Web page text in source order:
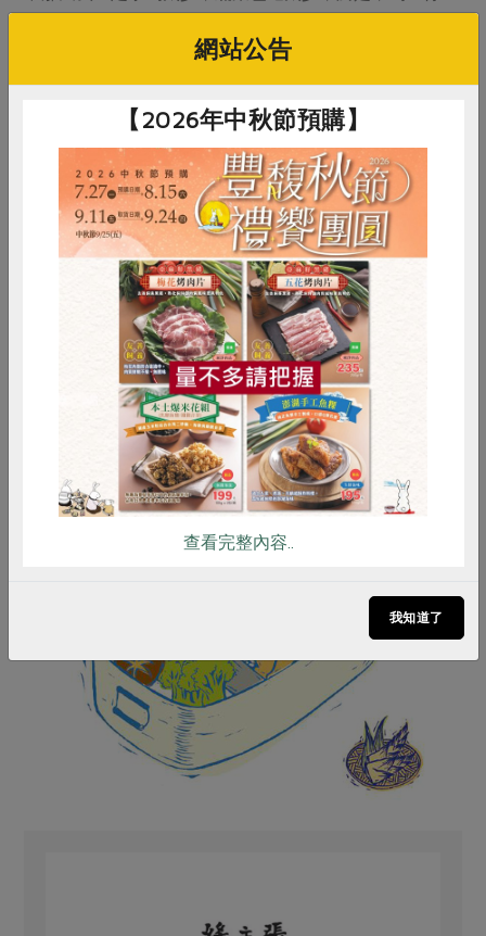
希望大家每一餐都能不但吃得健康，還能「用餐愉快」！
原刊登於2012年04月103期《綠主張》月刊。
RPET 食譜 減硝酸鹽
雞蛋 食安 共同購買
網站公告
【2026年中秋節預購】
查看完整內容..
我知道了